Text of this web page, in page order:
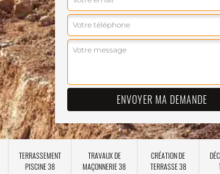
TERRASSEMENT
PISCINE 38
TRAVAUX DE
MAÇONNERIE 38
CRÉATION DE
TERRASSE 38